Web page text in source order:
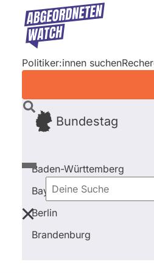
Direkt
Inhalt
Politiker:innen suchen
Bundestag
Baden-Württemberg
Bayern
Berlin
Brandenburg
Deine
Suche
Startseite Frage stellen